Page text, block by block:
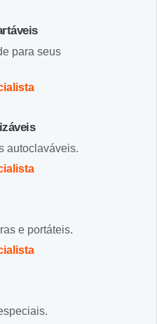
para seus
autoclaváveis.
e portáteis.